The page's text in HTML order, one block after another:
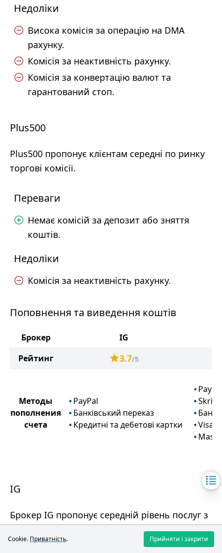
Недоліки
Висока комісія за операцію на DMA
рахунку.
Комісія за неактивність рахунку.
Комісія за конвертацію валют та
гарантований стоп.
Plus500
Plus500 пропонує клієнтам середні по ринку
торгові комісії.
Переваги
Немає комісій за депозит або зняття
коштів.
Недоліки
Комісія за неактивність рахунку.
Поповнення та виведення коштів
Брокер IG
Рейтинг
3.7/5
Методы
пополнения
счета
PayPal
Банківський переказ
Кредитні та дебетові картки
Skrill
Visa
IG
Брокер IG пропонує середній рівень послуг з
введення/виведення коштів, не стягуючи
комісій, але має обмеження за доступними
Cookie. Приватність. Прийняти і закрити